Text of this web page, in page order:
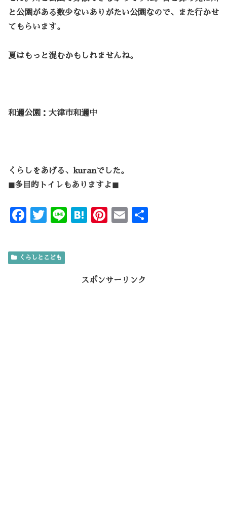
と公園がある数少ないありがたい公園なので、また行かせ
てもらいます。
夏はもっと混むかもしれませんね。
和邇公園：大津市和邇中
くらしをあげる、kuranでした。
◼︎多目的トイレもありますよ◼︎
F
e
b
T
it
te
Li
H
a
Pi
t
E
くらしとこども
スポンサーリンク